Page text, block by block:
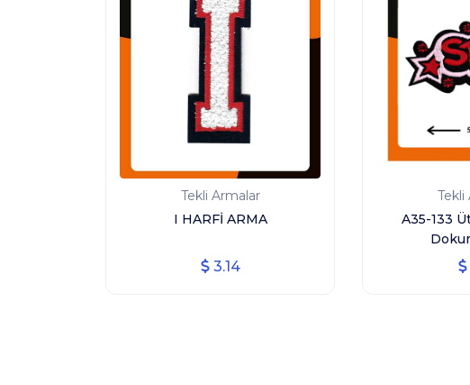
Tekli Armalar
I HARFİ ARMA
3.14
Tekli
A35-133